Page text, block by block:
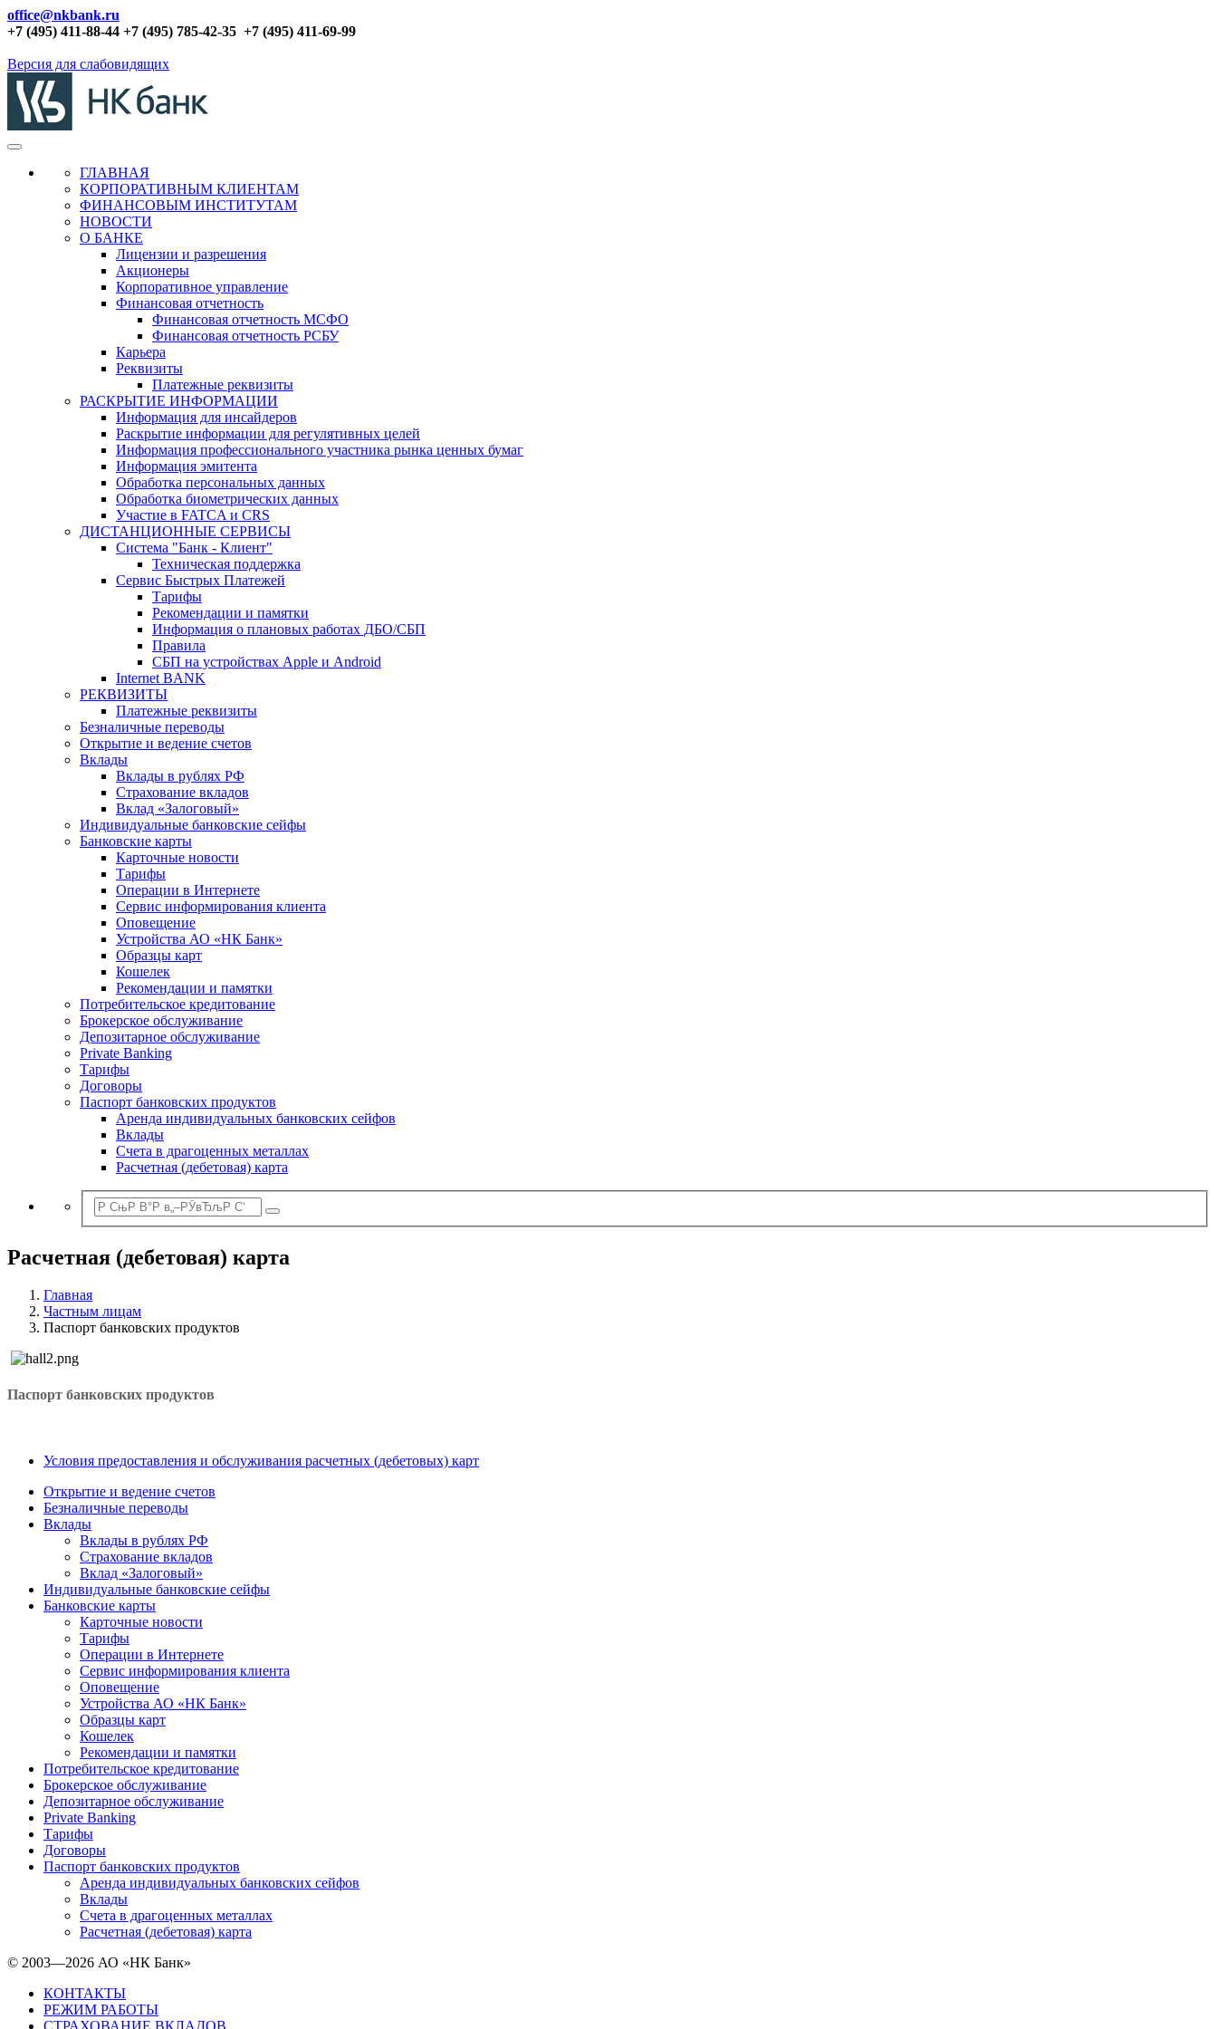
office@nkbank.ru
+7 (495) 411-88-44 +7 (495) 785-42-35 +7 (495) 411-69-99
Версия для слабовидящих
ГЛАВНАЯ
КОРПОРАТИВНЫМ КЛИЕНТАМ
ФИНАНСОВЫМ ИНСТИТУТАМ
НОВОСТИ
О БАНКЕ
Лицензии и разрешения
Акционеры
Корпоративное управление
Финансовая отчетность
Финансовая отчетность МСФО
Финансовая отчетность РСБУ
Карьера
Реквизиты
Платежные реквизиты
РАСКРЫТИЕ ИНФОРМАЦИИ
Информация для инсайдеров
Раскрытие информации для регулятивных целей
Информация профессионального участника рынка ценных бумаг
Информация эмитента
Обработка персональных данных
Обработка биометрических данных
Участие в FATCA и CRS
ДИСТАНЦИОННЫЕ СЕРВИСЫ
Система "Банк - Клиент"
Техническая поддержка
Сервис Быстрых Платежей
Тарифы
Рекомендации и памятки
Информация о плановых работах ДБО/СБП
Правила
СБП на устройствах Apple и Android
Internet BANK
РЕКВИЗИТЫ
Платежные реквизиты
Безналичные переводы
Открытие и ведение счетов
Вклады
Вклады в рублях РФ
Страхование вкладов
Вклад «Залоговый»
Индивидуальные банковские сейфы
Банковские карты
Карточные новости
Тарифы
Операции в Интернете
Сервис информирования клиента
Оповещение
Устройства АО «НК Банк»
Образцы карт
Кошелек
Рекомендации и памятки
Потребительское кредитование
Брокерское обслуживание
Депозитарное обслуживание
Private Banking
Тарифы
Договоры
Паспорт банковских продуктов
Аренда индивидуальных банковских сейфов
Вклады
Счета в драгоценных металлах
Расчетная (дебетовая) карта
Расчетная (дебетовая) карта
Главная
Частным лицам
Паспорт банковских продуктов
Паспорт банковских продуктов
Условия предоставления и обслуживания расчетных (дебетовых) карт
Открытие и ведение счетов
Безналичные переводы
Вклады
Вклады в рублях РФ
Страхование вкладов
Вклад «Залоговый»
Индивидуальные банковские сейфы
Банковские карты
Карточные новости
Тарифы
Операции в Интернете
Сервис информирования клиента
Оповещение
Устройства АО «НК Банк»
Образцы карт
Кошелек
Рекомендации и памятки
Потребительское кредитование
Брокерское обслуживание
Депозитарное обслуживание
Private Banking
Тарифы
Договоры
Паспорт банковских продуктов
Аренда индивидуальных банковских сейфов
Вклады
Счета в драгоценных металлах
Расчетная (дебетовая) карта
© 2003—2026 АО «НК Банк»
КОНТАКТЫ
РЕЖИМ РАБОТЫ
СТРАХОВАНИЕ ВКЛАДОВ